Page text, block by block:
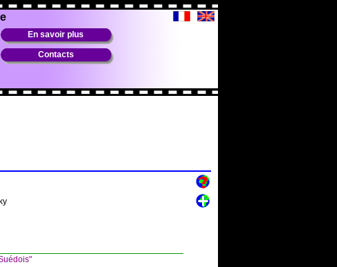
En savoir plus
Contacts